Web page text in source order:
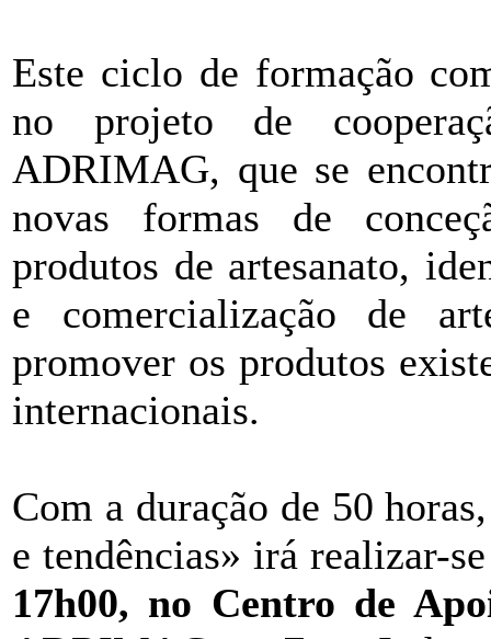
Este ciclo de formação
no projeto de
ADRIMAG, que se
novas formas de
produtos de artesanato,
e comercialização de
promover os produtos
internacionais.
Com a duração de 50
e tendências» irá realizar-
17h00, no Centro de